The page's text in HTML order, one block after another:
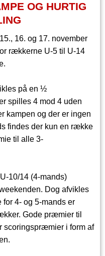
OG HURTIG
16. og 17. november
rækkerne U-5 til U-14
på en ½
spilles 4 mod 4 uden
kampen og der er ingen
findes der kun en række
til alle 3-
U-10/14 (4-mands)
Dog afvikles
for 4- og 5-mands er
Gode præmier til
scoringspræmier i form af